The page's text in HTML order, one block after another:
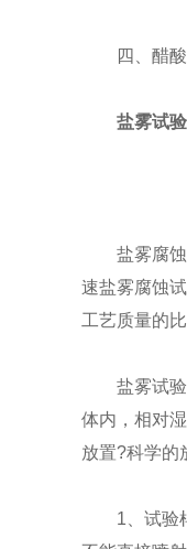
四、醋酸盐
盐雾试
盐雾腐蚀试
速盐雾腐蚀
工艺质量的
盐雾试验箱
体内，相对
放置?科学的
1、试验样